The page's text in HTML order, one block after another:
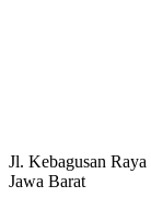
Jl. Kebagusan
Jawa Barat